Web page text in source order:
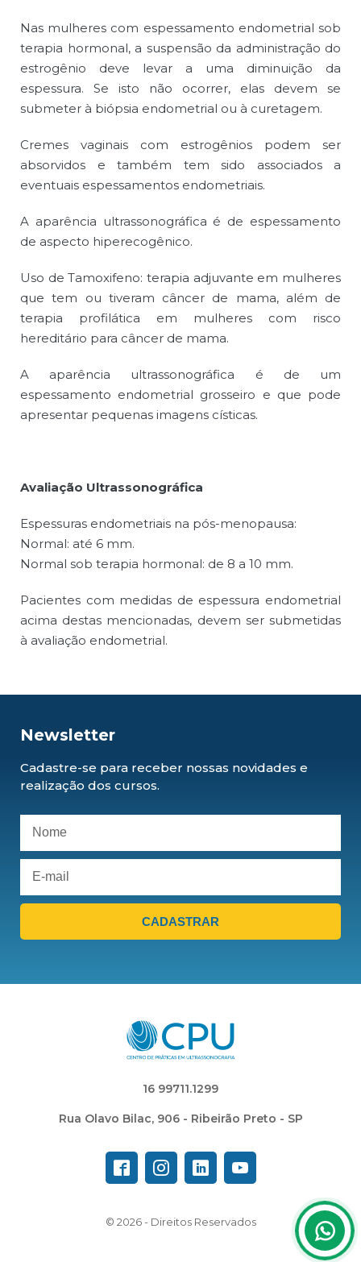
Nas mulheres com espessamento endometrial sob
terapia hormonal, a suspensão da administração do
estrogênio deve levar a uma diminuição da
espessura. Se isto não ocorrer, elas devem se
submeter à biópsia endometrial ou à curetagem.
Cremes vaginais com estrogênios podem ser
absorvidos e também tem sido associados a
eventuais espessamentos endometriais.
A aparência ultrassonográfica é de espessamento
de aspecto hiperecogênico.
Uso de Tamoxifeno: terapia adjuvante em mulheres
que tem ou tiveram câncer de mama, além de
terapia profilática em mulheres com risco
hereditário para câncer de mama.
A aparência ultrassonográfica é de um
espessamento endometrial grosseiro e que pode
apresentar pequenas imagens císticas.
Avaliação Ultrassonográfica
Espessuras endometriais na pós-menopausa:
Normal: até 6 mm.
Normal sob terapia hormonal: de 8 a 10 mm.
Pacientes com medidas de espessura endometrial
acima destas mencionadas, devem ser submetidas
à avaliação endometrial.
Newsletter
Cadastre-se para receber nossas novidades e
realização dos cursos.
CADASTRAR
16 99711.1299
Rua Olavo Bilac, 906 - Ribeirão Preto - SP
© 2026 - Direitos Reservados